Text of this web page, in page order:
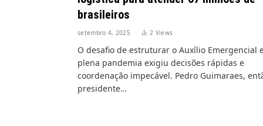
brasileiros
setembro 4, 2025 2 Views
O desafio de estruturar o Auxílio Emergencial
plena pandemia exigiu decisões rápidas e
coordenação impecável. Pedro Guimaraes,
presidente…